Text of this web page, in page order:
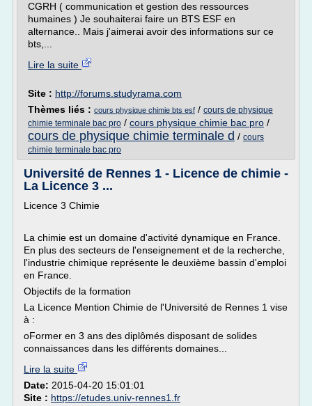
CGRH ( communication et gestion des ressources
humaines ) Je souhaiterai faire un BTS ESF en
alternance.. Mais j'aimerai avoir des informations sur ce
bts,...
Lire la suite
Site : http://forums.studyrama.com
Thèmes liés : cours physique chimie bts esf / cours de physique
chimie terminale bac pro / cours physique chimie bac pro /
cours de physique chimie terminale d / cours
chimie terminale bac pro
Université de Rennes 1 - Licence de chimie -
La Licence 3 ...
Licence 3 Chimie
La chimie est un domaine d'activité dynamique en France.
En plus des secteurs de l'enseignement et de la recherche,
l'industrie chimique représente le deuxième bassin d'emploi
en France.
Objectifs de la formation
La Licence Mention Chimie de l'Université de Rennes 1 vise
à :
oFormer en 3 ans des diplômés disposant de solides
connaissances dans les différents domaines...
Lire la suite
Date: 2015-04-20 15:01:01
Site : https://etudes.univ-rennes1.fr